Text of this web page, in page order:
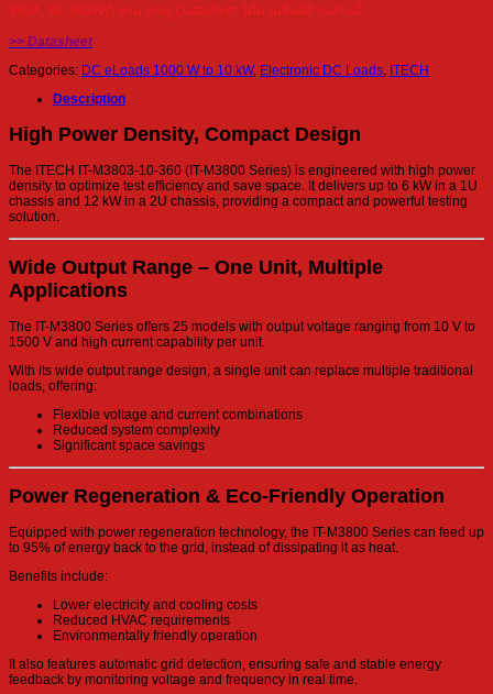
360A, 60-3600W) สามารถดู Datasheet ได้ตามลิ้งค์ด้านล่างนี้
>> Datasheet
Categories: DC eLoads 1000 W to 10 kW, Electronic DC Loads, ITECH
Description
High Power Density, Compact Design
The ITECH IT-M3803-10-360 (IT-M3800 Series) is engineered with high power
density to optimize test efficiency and save space. It delivers up to 6 kW in a 1U
chassis and 12 kW in a 2U chassis, providing a compact and powerful testing
solution.
Wide Output Range – One Unit, Multiple
Applications
The IT-M3800 Series offers 25 models with output voltage ranging from 10 V to
1500 V and high current capability per unit.
With its wide output range design, a single unit can replace multiple traditional
loads, offering:
Flexible voltage and current combinations
Reduced system complexity
Significant space savings
Power Regeneration & Eco-Friendly Operation
Equipped with power regeneration technology, the IT-M3800 Series can feed up
to 95% of energy back to the grid, instead of dissipating it as heat.
Benefits include:
Lower electricity and cooling costs
Reduced HVAC requirements
Environmentally friendly operation
It also features automatic grid detection, ensuring safe and stable energy
feedback by monitoring voltage and frequency in real time.